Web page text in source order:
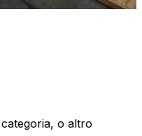
o altro